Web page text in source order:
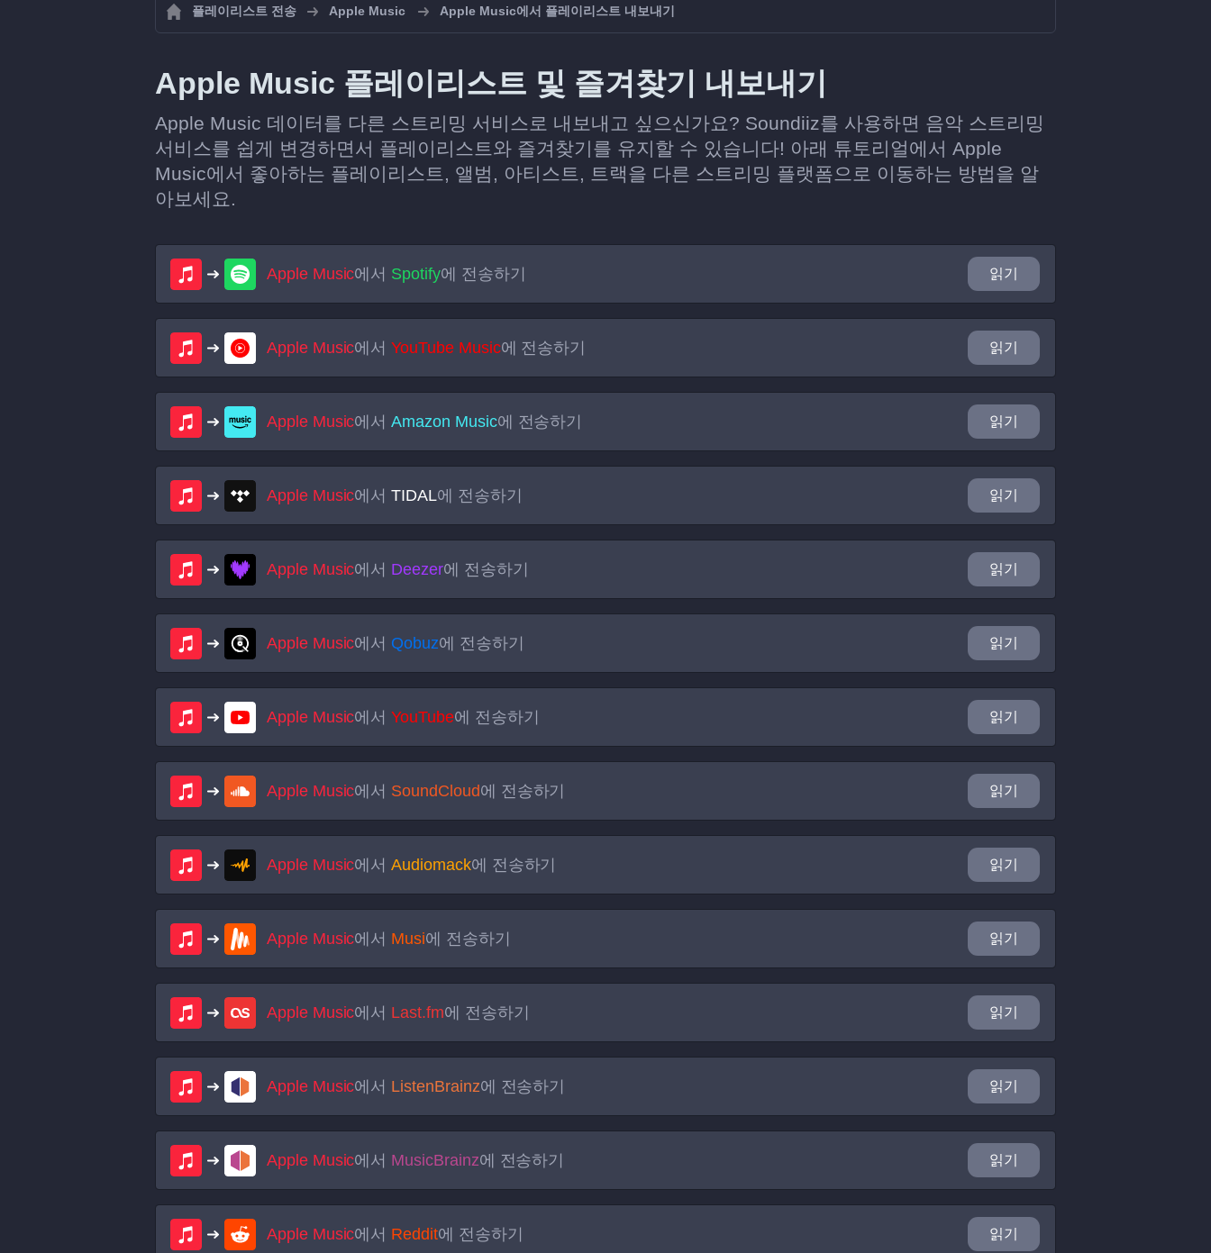
플레이리스트 전송 Apple Music Apple Music에서 플레이리스트 내보내기
Apple Music 플레이리스트 및 즐겨찾기 내보내기
Apple Music 데이터를 다른 스트리밍 서비스로 내보내고 싶으신가요? Soundiiz를 사용하면 음악 스트리밍
서비스를 쉽게 변경하면서 플레이리스트와 즐겨찾기를 유지할 수 있습니다! 아래 튜토리얼에서 Apple
Music에서 좋아하는 플레이리스트, 앨범, 아티스트, 트랙을 다른 스트리밍 플랫폼으로 이동하는 방법을 알
아보세요.
Apple Music에서 Spotify에 전송하기 읽기
Apple Music에서YouTube Music에 전송하기 읽기
Apple Music에서Amazon Music에 전송하기 읽기
Apple Music에서TIDAL에 전송하기 읽기
Apple Music에서 Deezer에 전송하기 읽기
Apple Music에서 Qobuz에 전송하기 읽기
Apple Music에서YouTube에 전송하기 읽기
Apple Music에서 SoundCloud에 전송하기 읽기
Apple Music에서Audiomack에 전송하기 읽기
Apple Music에서 Musi에 전송하기 읽기
Apple Music에서 Last.fm에 전송하기 읽기
Apple Music에서 ListenBrainz에 전송하기 읽기
Apple Music에서 MusicBrainz에 전송하기 읽기
Apple Music에서 Reddit에 전송하기 읽기